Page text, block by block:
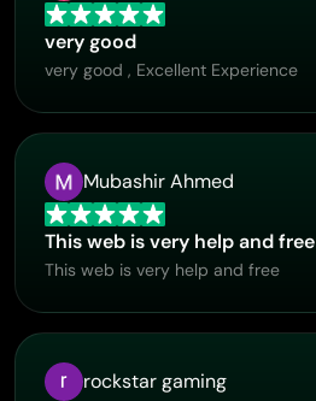
very good
very good , Excellent Experience
Mubashir Ahmed
This web is very help and free
This web is very help and free
rockstar gaming